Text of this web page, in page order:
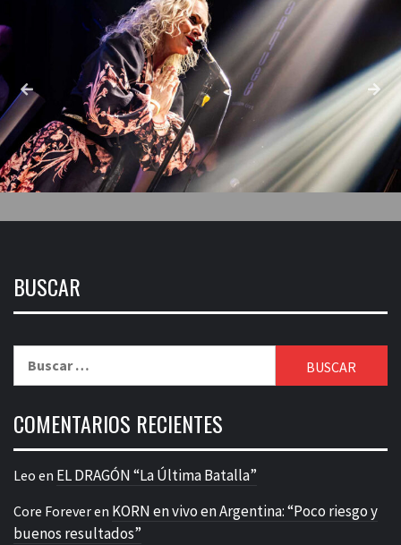
BUSCAR
COMENTARIOS RECIENTES
Leo en EL DRAGÓN “La Última Batalla”
Core Foreveren KORN en vivo en Argentina: “Poco riesgo y
buenos resultados”